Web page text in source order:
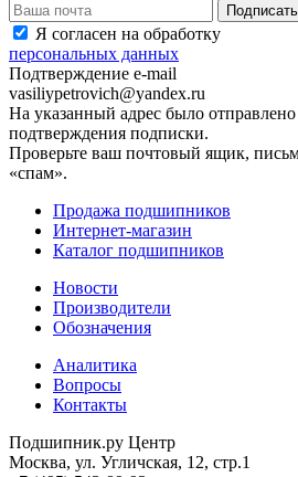
Я согласен на обработку
персональных данных
Подтверждение e-mail
vasiliypetrovich@yandex.ru
На указанный адрес было
подтверждения подписки.
Проверьте ваш почтовый ящик,
«спам».
Продажа подшипников
Интернет-магазин
Каталог подшипников
Новости
Производители
Обозначения
Аналитика
Вопросы
Контакты
Подшипник.ру Центр
Москва, ул. Угличская, 12, стр.1